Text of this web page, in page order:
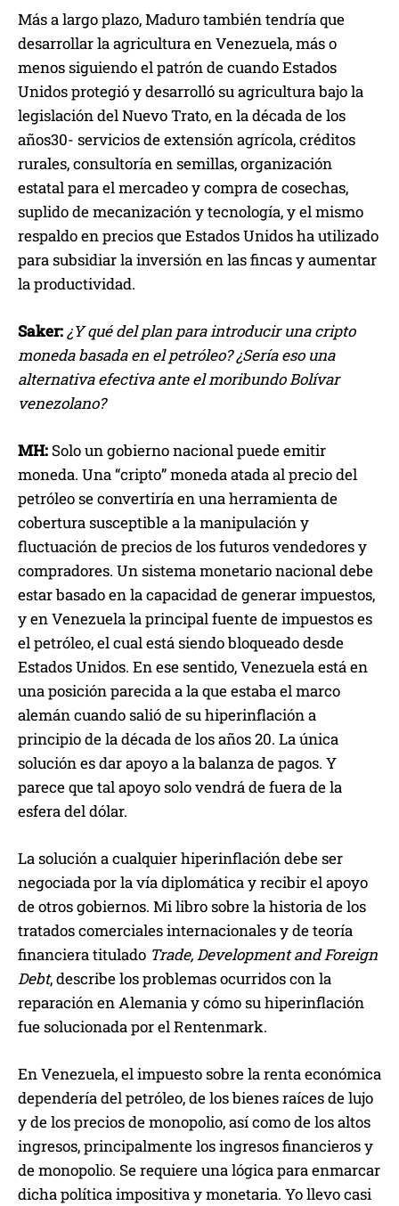
Más a largo plazo, Maduro también tendría que
desarrollar la agricultura en Venezuela, más o
menos siguiendo el patrón de cuando Estados
Unidos protegió y desarrolló su agricultura bajo la
legislación del Nuevo Trato, en la década de los
años30- servicios de extensión agrícola, créditos
rurales, consultoría en semillas, organización
estatal para el mercadeo y compra de cosechas,
suplido de mecanización y tecnología, y el mismo
respaldo en precios que Estados Unidos ha utilizado
para subsidiar la inversión en las fincas y aumentar
la productividad.
Saker:¿Y qué del plan para introducir una cripto
moneda basada en el petróleo? ¿Sería eso una
alternativa efectiva ante el moribundo Bolívar
venezolano?
MH: Solo un gobierno nacional puede emitir
moneda. Una “cripto” moneda atada al precio del
petróleo se convertiría en una herramienta de
cobertura susceptible a la manipulación y
fluctuación de precios de los futuros vendedores y
compradores. Un sistema monetario nacional debe
estar basado en la capacidad de generar impuestos,
y en Venezuela la principal fuente de impuestos es
el petróleo, el cual está siendo bloqueado desde
Estados Unidos. En ese sentido, Venezuela está en
una posición parecida a la que estaba el marco
alemán cuando salió de su hiperinflación a
principio de la década de los años 20. La única
solución es dar apoyo a la balanza de pagos. Y
parece que tal apoyo solo vendrá de fuera de la
esfera del dólar.
La solución a cualquier hiperinflación debe ser
negociada por la vía diplomática y recibir el apoyo
de otros gobiernos. Mi libro sobre la historia de los
tratados comerciales internacionales y de teoría
financiera titulado Trade, Development and Foreign
Debt, describe los problemas ocurridos con la
reparación en Alemania y cómo su hiperinflación
fue solucionada por el Rentenmark.
En Venezuela, el impuesto sobre la renta económica
dependería del petróleo, de los bienes raíces de lujo
y de los precios de monopolio, así como de los altos
ingresos, principalmente los ingresos financieros y
de monopolio. Se requiere una lógica para enmarcar
dicha política impositiva y monetaria. Yo llevo casi